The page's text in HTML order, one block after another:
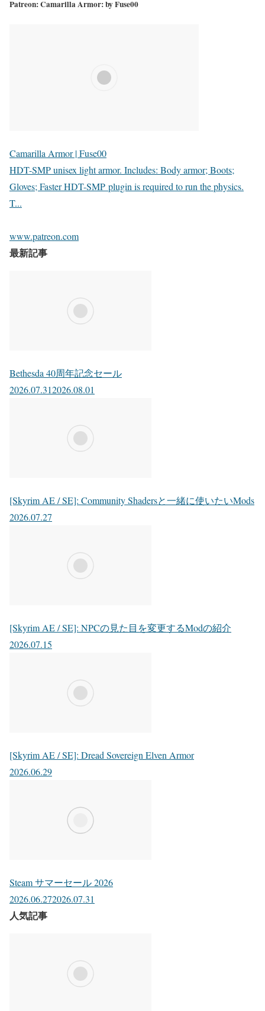
Patreon: Camarilla Armor: by Fuse00
Camarilla Armor | Fuse00
HDT-SMP unisex light armor. Includes: Body armor; Boots;
Gloves; Faster HDT-SMP plugin is required to run the physics.
T...
www.patreon.com
最新記事
Bethesda 40周年記念セール
2026.07.312026.08.01
[Skyrim AE / SE]: Community Shadersと一緒に使いたいMods
2026.07.27
[Skyrim AE / SE]: NPCの見た目を変更するModの紹介
2026.07.15
[Skyrim AE / SE]: Dread Sovereign Elven Armor
2026.06.29
Steam サマーセール 2026
2026.06.272026.07.31
人気記事